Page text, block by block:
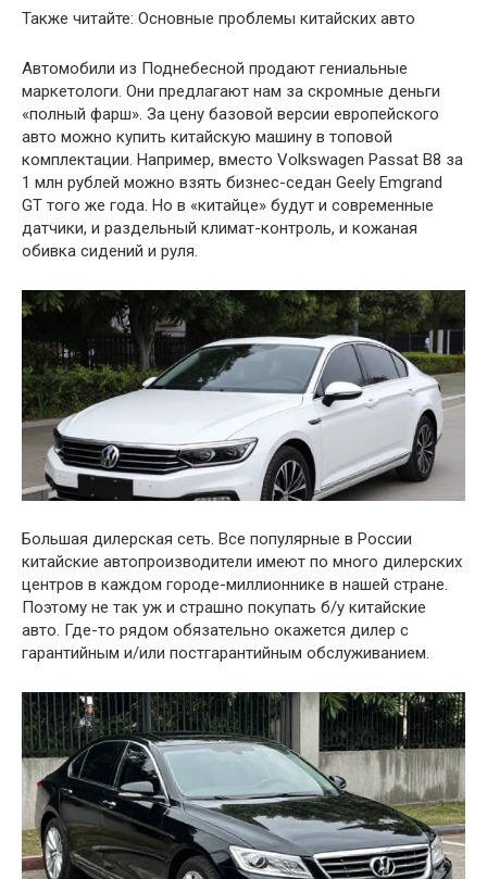
Также читайте: Основные проблемы китайских авто
Автомобили из Поднебесной продают гениальные
маркетологи. Они предлагают нам за скромные деньги
«полный фарш». За цену базовой версии европейского
авто можно купить китайскую машину в топовой
комплектации. Например, вместо Volkswagen Passat B8 за
1 млн рублей можно взять бизнес-седан Geely Emgrand
GT того же года. Но в «китайце» будут и современные
датчики, и раздельный климат-контроль, и кожаная
обивка сидений и руля.
Большая дилерская сеть. Все популярные в России
китайские автопроизводители имеют по много дилерских
центров в каждом городе-миллионнике в нашей стране.
Поэтому не так уж и страшно покупать б/у китайские
авто. Где-то рядом обязательно окажется дилер с
гарантийным и/или постгарантийным обслуживанием.